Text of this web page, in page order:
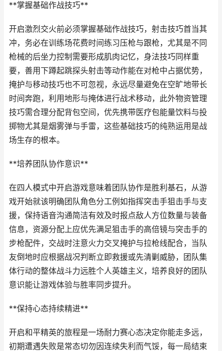
**掌握基础作战技巧**
开启激烈交火前必须掌握基础作战技巧，射击技巧首当其
冲，务必在训练场花费时间练习压枪与跟枪，尤其是不同
枪械的后坐力控制需要形成肌肉记忆，身法技巧同样重
要，善用下蹲起跳探头射击等动作能在对枪中占据优势，
掩护与移动技巧也不可忽视，永远尽量避免在空旷地带长
时间奔跑，利用地形与掩体进行战术移动，此外物资管理
技巧需合理分配背包空间，优先携带医疗包能量饮料与投
掷物尤其是烟雾弹与手雷，这些基础技巧的纯熟运用是战
场生存的根本。
**培养团队协作意识**
在四人模式中开启游戏意味着团队协作是胜利基石，从游
戏开始就该明确团队角色分工例如指挥突击手狙击手与支
援，保持语音沟通简洁有效及时报点敌人方位数量与装备
信息，资源分配上应优先满足狙击手的高倍镜与突击手的
步枪配件，交战时注意火力交叉掩护与拉枪线配合，当队
友倒地时应根据战况判断立即救援或先清剿威胁，团队集
体行动的整体战斗力远胜个人英雄主义，培养良好的团队
意识能让游戏体验与胜率同步提升。
**保持心态持续精进**
开启和平精英的旅程是一场耐力赛心态决定你能走多远，
初期遭遇失败是常态切勿因连续失利而气馁，每一局结束